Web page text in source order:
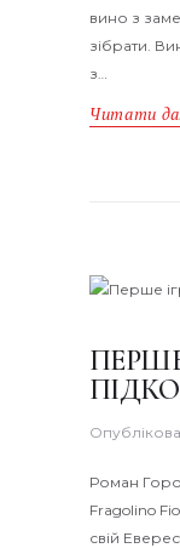
вино з
зібрати.
з…
Читати
Роман
Fragolino
свій